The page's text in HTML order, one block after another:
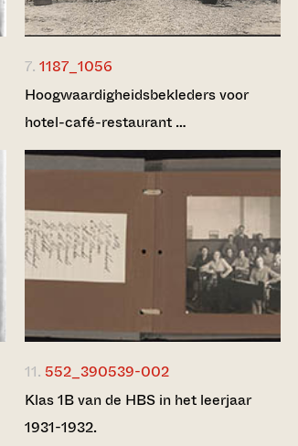
7. 1187_1056
Hoogwaardigheidsbekleders voor
hotel-café-restaurant …
11. 552_390539-002
Klas 1B van de HBS in het leerjaar
1931-1932.